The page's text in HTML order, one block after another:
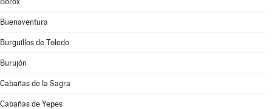
Buenaventura
Burguillos de Toledo
Burujón
Cabañas de la Sagra
Cabañas de Yepes